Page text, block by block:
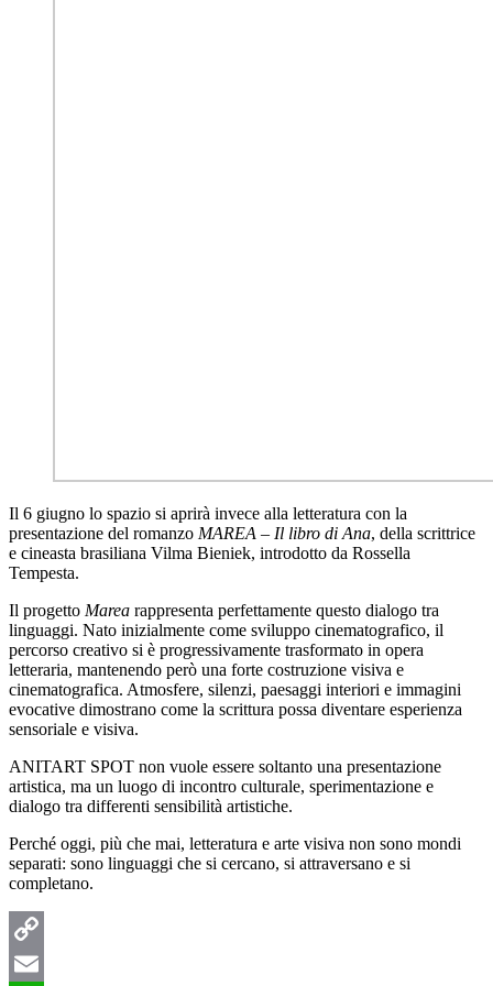
Il 6 giugno lo spazio si aprirà invece alla letteratura con la
presentazione del romanzo MAREA – Il libro di Ana, della scrittrice
e cineasta brasiliana Vilma Bieniek, introdotto da Rossella
Tempesta.
Il progetto Marea rappresenta perfettamente questo dialogo tra
linguaggi. Nato inizialmente come sviluppo cinematografico, il
percorso creativo si è progressivamente trasformato in opera
letteraria, mantenendo però una forte costruzione visiva e
cinematografica. Atmosfere, silenzi, paesaggi interiori e immagini
evocative dimostrano come la scrittura possa diventare esperienza
sensoriale e visiva.
ANITART SPOT non vuole essere soltanto una presentazione
artistica, ma un luogo di incontro culturale, sperimentazione e
dialogo tra differenti sensibilità artistiche.
Perché oggi, più che mai, letteratura e arte visiva non sono mondi
separati: sono linguaggi che si cercano, si attraversano e si
completano.
Copy